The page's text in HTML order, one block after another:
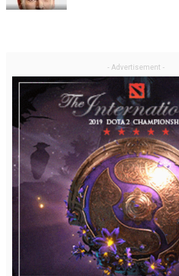
- Advertisement -